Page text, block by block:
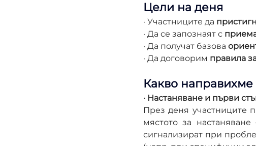
Цели на деня
· Участниците да
· Да се запознаят с
· Да получат базова
· Да договорим правила
Какво направихме
· Настаняване и първи
През деня участниците
мястото за
сигнализират при